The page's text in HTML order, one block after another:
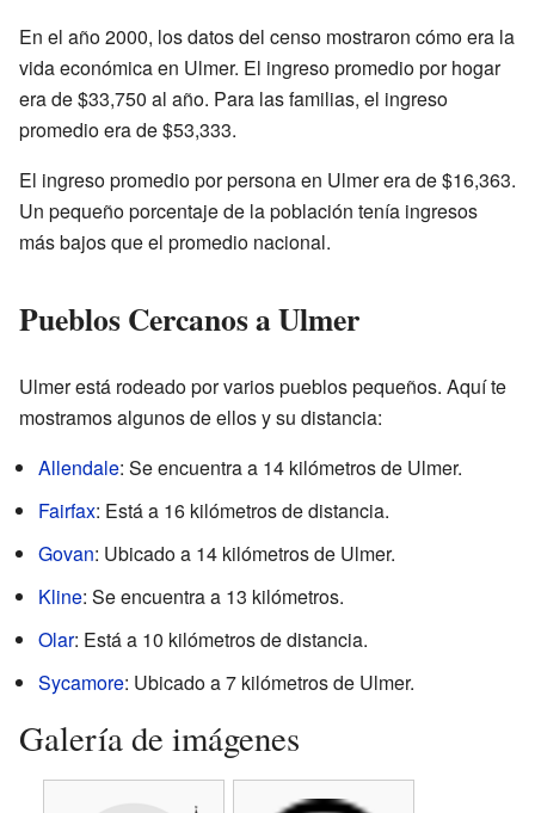
En el año 2000, los datos del censo mostraron cómo era la
vida económica en Ulmer. El ingreso promedio por hogar
era de $33,750 al año. Para las familias, el ingreso
promedio era de $53,333.
El ingreso promedio por persona en Ulmer era de $16,363.
Un pequeño porcentaje de la población tenía ingresos
más bajos que el promedio nacional.
Pueblos Cercanos a Ulmer
Ulmer está rodeado por varios pueblos pequeños. Aquí te
mostramos algunos de ellos y su distancia:
Allendale: Se encuentra a 14 kilómetros de Ulmer.
Fairfax: Está a 16 kilómetros de distancia.
Govan: Ubicado a 14 kilómetros de Ulmer.
Kline: Se encuentra a 13 kilómetros.
Olar: Está a 10 kilómetros de distancia.
Sycamore: Ubicado a 7 kilómetros de Ulmer.
Galería de imágenes